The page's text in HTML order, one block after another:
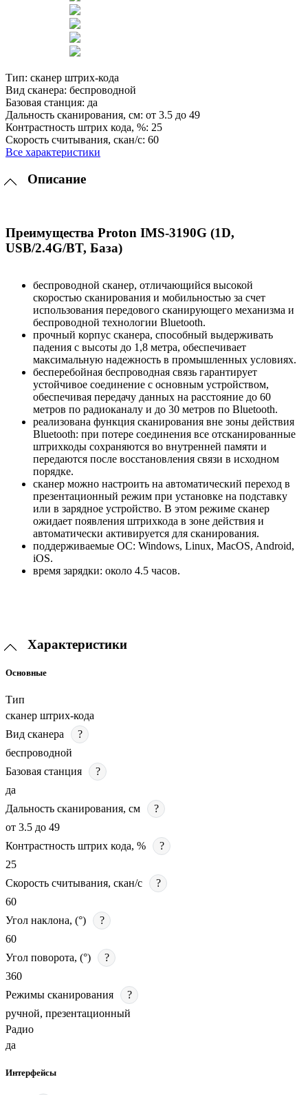
Тип: сканер штрих-кода
Вид сканера: беспроводной
Базовая станция: да
Дальность сканирования, см: от 3.5 до 49
Контрастность штрих кода, %: 25
Скорость считывания, скан/с: 60
Все характеристики
Описание
Преимущества Proton IMS-3190G (1D,
USB/2.4G/BT, База)
беспроводной сканер, отличающийся высокой
скоростью сканирования и мобильностью за счет
использования передового сканирующего механизма и
беспроводной технологии Bluetooth.
прочный корпус сканера, способный выдерживать
падения с высоты до 1,8 метра, обеспечивает
максимальную надежность в промышленных условиях.
бесперебойная беспроводная связь гарантирует
устойчивое соединение с основным устройством,
обеспечивая передачу данных на расстояние до 60
метров по радиоканалу и до 30 метров по Bluetooth.
реализована функция сканирования вне зоны действия
Bluetooth: при потере соединения все отсканированные
штрихкоды сохраняются во внутренней памяти и
передаются после восстановления связи в исходном
порядке.
сканер можно настроить на автоматический переход в
презентационный режим при установке на подставку
или в зарядное устройство. В этом режиме сканер
ожидает появления штрихкода в зоне действия и
автоматически активируется для сканирования.
поддерживаемые ОС: Windows, Linux, MacOS, Android,
iOS.
время зарядки: около 4.5 часов.
Характеристики
Основные
Тип
сканер штрих-кода
Вид сканера
?
беспроводной
Базовая станция
?
да
Дальность сканирования, см
?
от 3.5 до 49
Контрастность штрих кода, %
?
25
Скорость считывания, скан/с
?
60
Угол наклона, (°)
?
60
Угол поворота, (°)
?
360
Режимы сканирования
?
ручной, презентационный
Радио
да
Интерфейсы